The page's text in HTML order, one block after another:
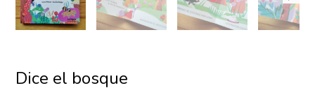
Dice el bosque